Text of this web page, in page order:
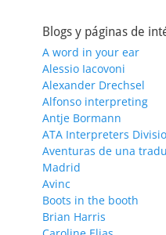
Blogs y páginas de
A word in your ear
Alessio Iacovoni
Alexander Drechsel
Alfonso interpreting
Antje Bormann
ATA Interpreters
Aventuras de una
Madrid
Avinc
Boots in the booth
Brian Harris